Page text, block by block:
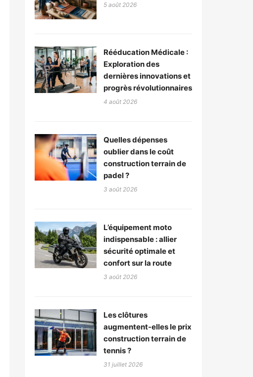
5 août 2026
Rééducation Médicale :
Exploration des
dernières innovations et
progrès révolutionnaires
4 août 2026
Quelles dépenses
oublier dans le coût
construction terrain de
padel ?
3 août 2026
L’équipement moto
indispensable : allier
sécurité optimale et
confort sur la route
3 août 2026
Les clôtures
augmentent-elles le prix
construction terrain de
tennis ?
31 juillet 2026